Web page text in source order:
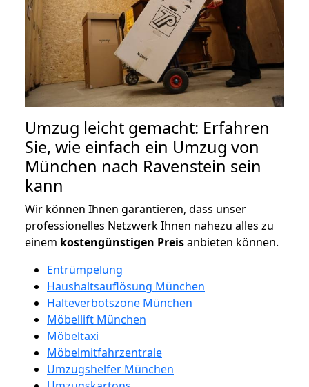
Umzug leicht gemacht: Erfahren
Sie, wie einfach ein Umzug von
München nach Ravenstein sein
kann
Wir können Ihnen garantieren, dass unser
professionelles Netzwerk Ihnen nahezu alles zu
einem kostengünstigen Preisanbieten können.
Entrümpelung
Haushaltsauflösung München
Halteverbotszone München
Möbellift München
Möbeltaxi
Möbelmitfahrzentrale
Umzugshelfer München